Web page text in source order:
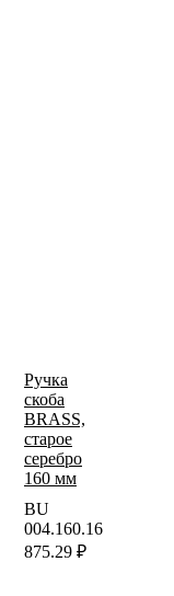
Ручка
скоба
BRASS,
старое
серебро
160 мм
BU
004.160.16
875.29 ₽